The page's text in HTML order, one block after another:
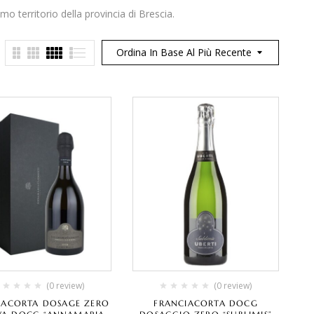
territorio della provincia di Brescia.
Ordina In Base Al Più Recente
(0 review)
DOSAGE ZERO
(0 review)
FRANCIACORTA DOCG